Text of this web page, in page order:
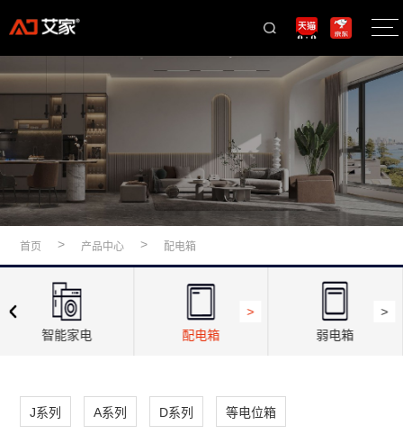
首页 > 产品中心 >配电箱
智能家电 配电箱
>
弱电箱
>
J系列 A系列 D系列 等电位箱